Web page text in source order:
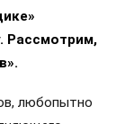
Рассмотрим,
любопытно